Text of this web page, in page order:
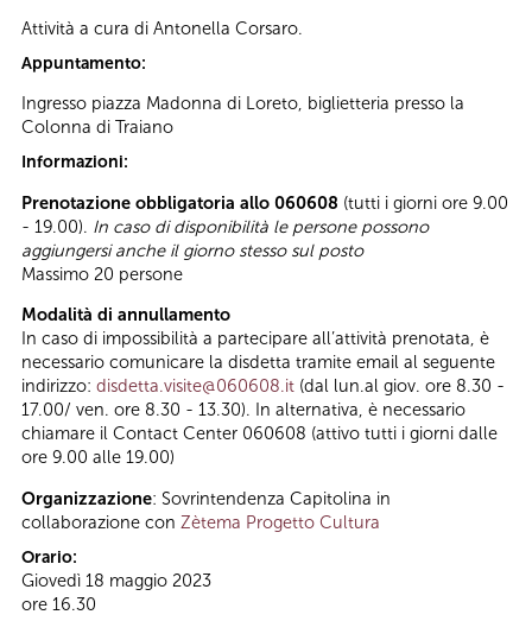
Attività a cura di Antonella Corsaro.
Appuntamento:
Ingresso piazza Madonna di Loreto, biglietteria presso la
Colonna di Traiano
Informazioni:
Prenotazione obbligatoria allo 060608 (tutti i giorni ore 9.00
- 19.00). In caso di disponibilità le persone possono
aggiungersi anche il giorno stesso sul posto
Massimo 20 persone
Modalità di annullamento
In caso di impossibilità a partecipare all’attività prenotata, è
necessario comunicare la disdetta tramite email al seguente
indirizzo: disdetta.visite@060608.it (dal lun.al giov. ore 8.30 -
17.00/ ven. ore 8.30 - 13.30). In alternativa, è necessario
chiamare il Contact Center 060608 (attivo tutti i giorni dalle
ore 9.00 alle 19.00)
Organizzazione: Sovrintendenza Capitolina in
collaborazione con Zètema Progetto Cultura
Orario:
Giovedì 18 maggio 2023
ore 16.30